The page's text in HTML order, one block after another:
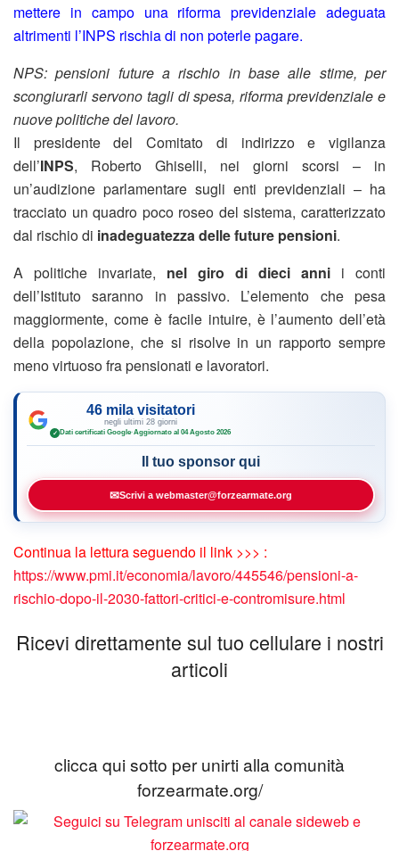
mettere in campo una riforma previdenziale adeguata
altrimenti l’INPS rischia di non poterle pagare.
NPS: pensioni future a rischio in base alle stime, per
scongiurarli servono tagli di spesa, riforma previdenziale e
nuove politiche del lavoro.
Il presidente del Comitato di indirizzo e vigilanza
dell’INPS, Roberto Ghiselli, nei giorni scorsi – in
un’audizione parlamentare sugli enti previdenziali – ha
tracciato un quadro poco roseo del sistema, caratterizzato
dal rischio di inadeguatezza delle future pensioni.
A politiche invariate, nel giro di dieci anni i conti
dell’Istituto saranno in passivo. L’elemento che pesa
maggiormente, come è facile intuire, è l’aumento dell’età
della popolazione, che si risolve in un rapporto sempre
meno virtuoso fra pensionati e lavoratori.
46 mila visitatori
negli ultimi 28 giorni
✓ Dati certificati Google·Aggiornato al 04 Agosto 2026
Il tuo sponsor qui
✉Scrivi a webmaster@forzearmate.org
Continua la lettura seguendo il link >>> :
https://www.pmi.it/economia/lavoro/445546/pensioni-a-
rischio-dopo-il-2030-fattori-critici-e-contromisure.html
Ricevi direttamente sul tuo cellulare i nostri
articoli
clicca qui sotto per unirti alla comunità
forzearmate.org/